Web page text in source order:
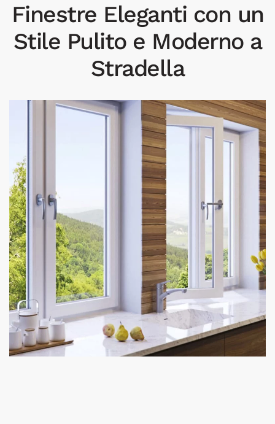
Finestre Eleganti con un
Stile Pulito e Moderno a
Stradella